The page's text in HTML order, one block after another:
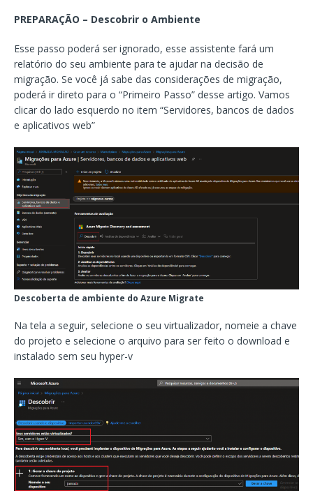
PREPARAÇÃO – Descobrir o Ambiente
Esse passo poderá ser ignorado, esse assistente fará um
relatório do seu ambiente para te ajudar na decisão de
migração. Se você já sabe das considerações de migração,
poderá ir direto para o “Primeiro Passo” desse artigo. Vamos
clicar do lado esquerdo no item “Servidores, bancos de dados
e aplicativos web”
Descoberta de ambiente do Azure Migrate
Na tela a seguir, selecione o seu virtualizador, nomeie a chave
do projeto e selecione o arquivo para ser feito o download e
instalado sem seu hyper-v